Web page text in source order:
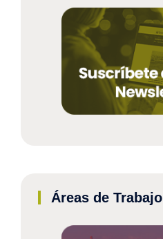
Áreas de Trabajo